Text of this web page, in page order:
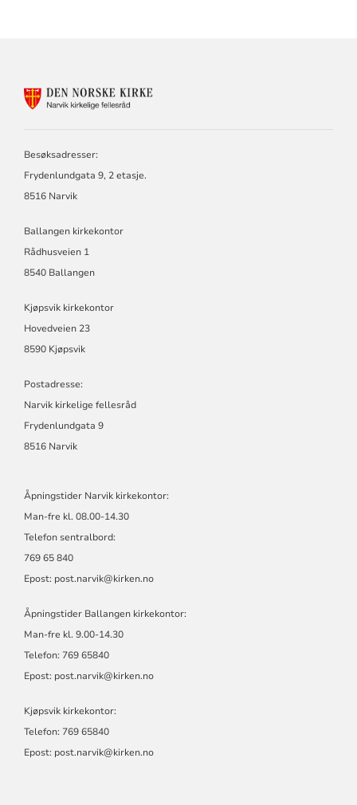
Besøksadresser:
Frydenlundgata 9, 2 etasje.
8516 Narvik
Ballangen kirkekontor
Rådhusveien 1
8540 Ballangen
Kjøpsvik kirkekontor
Hovedveien 23
8590 Kjøpsvik
Postadresse:
Narvik kirkelige fellesråd
Frydenlundgata 9
8516 Narvik
Åpningstider Narvik kirkekontor:
Man-fre kl. 08.00-14.30
Telefon sentralbord:
769 65 840
Epost: post.narvik@kirken.no
Åpningstider Ballangen kirkekontor:
Man-fre kl. 9.00-14.30
Telefon: 769 65840
Epost: post.narvik@kirken.no
Kjøpsvik kirkekontor:
Telefon: 769 65840
Epost: post.narvik@kirken.no